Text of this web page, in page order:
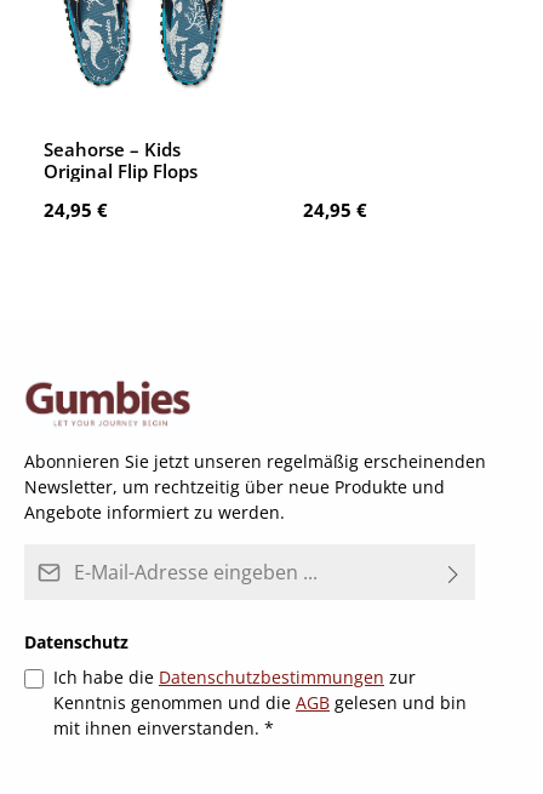
Seahorse – Kids
Original Flip Flops
Regulärer Preis:
24,95 € Regulärer Preis:
24,95 €
Abonnieren Sie jetzt unseren regelmäßig erscheinenden
Newsletter, um rechtzeitig über neue Produkte und
Angebote informiert zu werden.
Datenschutz
Ich habe die Datenschutzbestimmungen zur
Kenntnis genommen und die AGB gelesen und bin
mit ihnen einverstanden. *